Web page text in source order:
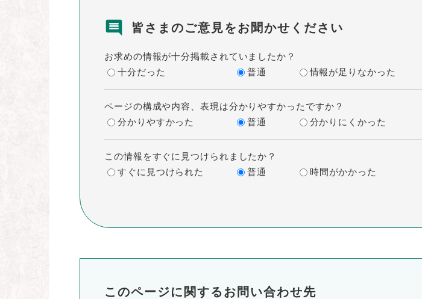
皆さまのご意見をお聞かせください
お求めの情報が十分掲載されていましたか？
十分だった
普通 情報が足りなかった
ページの構成や内容、表現は分かりやすかったですか？
分かりやすかった
普通 分かりにくかった
この情報をすぐに見つけられましたか？
すぐに見つけられた
普通 時間がかかった
このページに関するお問い合わせ先